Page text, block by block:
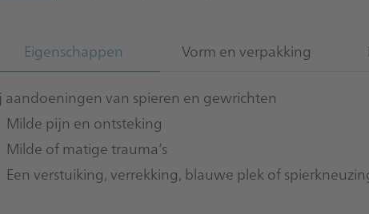
Eigenschappen Vorm en verpakking
aandoeningen van spieren en gewrichten
Milde pijn en ontsteking
Milde of matige trauma’s
Een verstuiking, verrekking, blauwe plek of